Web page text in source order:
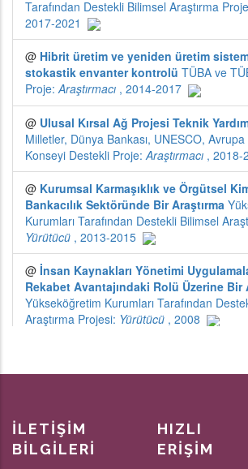
İLETİŞİM
BİLGİLERİ
HIZLI
ERİŞİM